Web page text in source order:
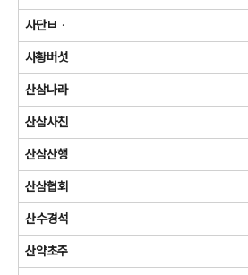
사단ㅂᆞ
사황버섯
산삼나라
산삼사진
산삼산행
산삼협회
산수경석
산약초주